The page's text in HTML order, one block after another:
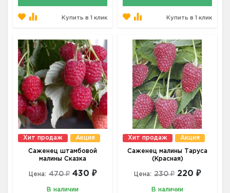
Купить в 1 клик Купить в 1 клик
Хит продаж Акция
Саженец штамбовой
малины Сказка
Цена: 470 ₽ 430 ₽
В наличии
Хит продаж Акция
Саженец малины Таруса
(Красная)
Цена: 230 ₽ 220 ₽
В наличии